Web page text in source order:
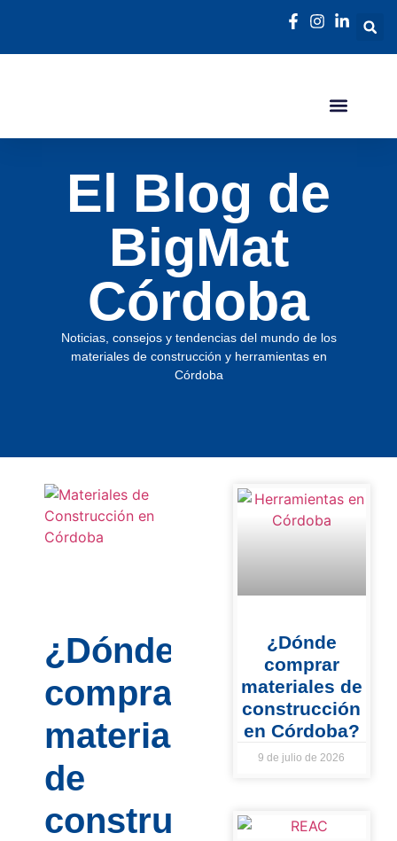
El Blog de
BigMat
Córdoba
Noticias, consejos y tendencias del mundo de los
materiales de construcción y herramientas en
Córdoba
¿Dónde
comprar
materiales
de
construcción
¿Dónde
comprar
materiales de
construcción
en Córdoba?
9 de julio de 2026